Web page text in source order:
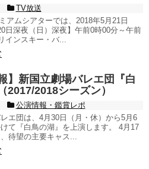
TV放送
アムシアターでは、2018年5月21日
日深夜（日）深夜】午前0時00分～午前
インスキー・バ...
】新国立劇場バレエ団『白
2017/2018シーズン）
公演情報・鑑賞レポ
エ団は、4月30日（月・休）から5月6
て『白鳥の湖』を上演します。 4月17
待望の主要キャス...